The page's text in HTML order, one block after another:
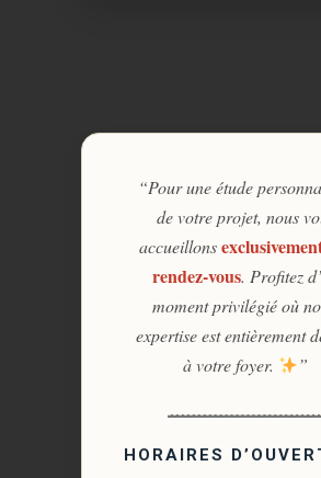
“Pour une étude
de votre projet, nous
accueillons
rendez-vous. Profitez
moment privilégié où
expertise est entièrement
à votre foyer.
”
HORAIRES